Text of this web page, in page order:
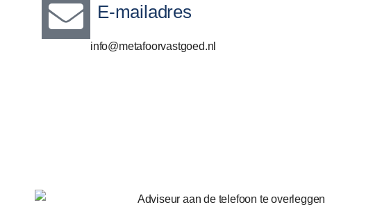
E-mailadres
info@metafoorvastgoed.nl